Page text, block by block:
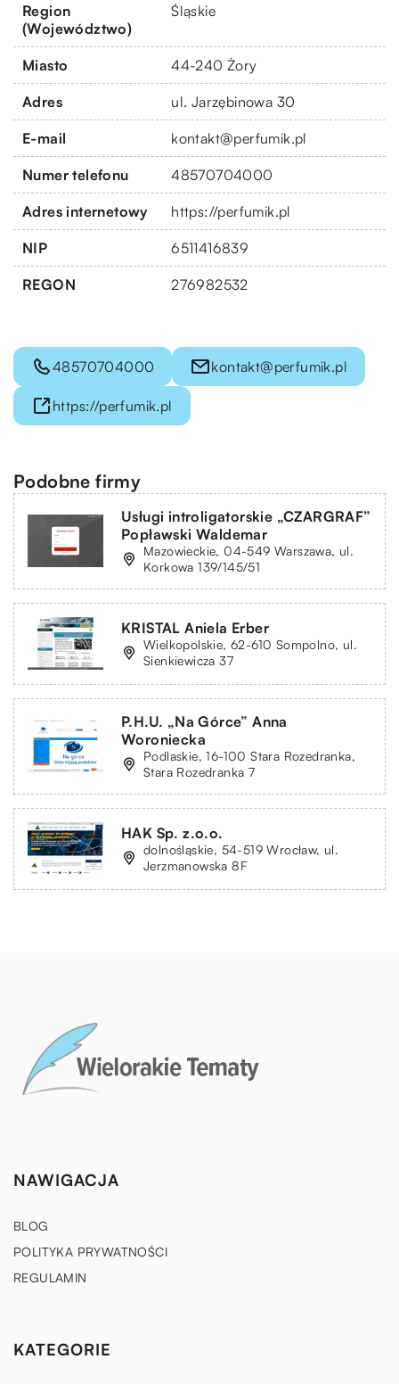
Region
(Województwo)
Śląskie
Miasto 44-240 Żory
Adres ul. Jarzębinowa 30
E-mail kontakt@perfumik.pl
Numer telefonu 48570704000
Adres internetowy https://perfumik.pl
NIP 6511416839
REGON 276982532
48570704000 kontakt@perfumik.pl
https://perfumik.pl
Podobne firmy
Usługi introligatorskie „CZARGRAF”
Popławski Waldemar
Mazowieckie, 04-549 Warszawa, ul.
Korkowa 139/145/51
KRISTAL Aniela Erber
Wielkopolskie, 62-610 Sompolno, ul.
Sienkiewicza 37
P.H.U. „Na Górce” Anna
Woroniecka
Podlaskie, 16-100 Stara Rozedranka,
Stara Rozedranka 7
HAK Sp. z.o.o.
dolnośląskie, 54-519 Wrocław, ul.
Jerzmanowska 8F
NAWIGACJA
BLOG
POLITYKA PRYWATNOŚCI
REGULAMIN
KATEGORIE